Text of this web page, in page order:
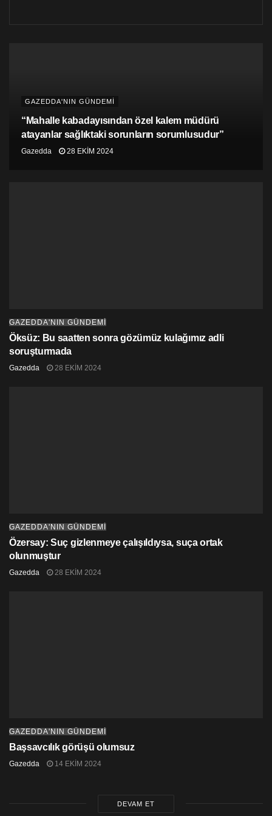
GAZEDDA'NIN GÜNDEMİ
“Mahalle kabadayısından özel kalem müdürü
atayanlar sağlıktaki sorunların sorumlusudur”
Gazedda 28 EKIM 2024
GAZEDDA'NIN GÜNDEMİ
Öksüz: Bu saatten sonra gözümüz kulağımız adli
soruşturmada
Gazedda 28 EKIM 2024
GAZEDDA'NIN GÜNDEMİ
Özersay: Suç gizlenmeye çalışıldıysa, suça ortak
olunmuştur
Gazedda 28 EKIM 2024
GAZEDDA'NIN GÜNDEMİ
Başsavcılık görüşü olumsuz
Gazedda 14 EKIM 2024
DEVAM ET